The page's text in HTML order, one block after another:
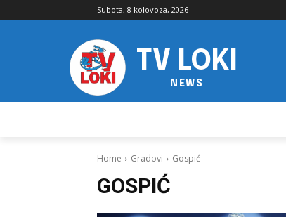
Subota, 8 kolovoza, 2026
TV LOKI
NEWS
Home Gradovi Gospić
GOSPIĆ